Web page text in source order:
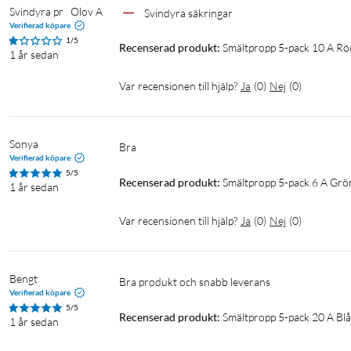
Svindyra pr   Olov A
Verifierad köpare
1/5
1 år sedan
Svindyra säkringar
Recenserad produkt: Smältpropp 5-pack 10 A
Var recensionen till hjälp? Ja (0) Nej (0)
Sonya
Verifierad köpare
5/5
1 år sedan
Bra
Recenserad produkt: Smältpropp 5-pack 6 A
Var recensionen till hjälp? Ja (0) Nej (0)
Bengt
Verifierad köpare
5/5
1 år sedan
Bra produkt och snabb leverans
Recenserad produkt: Smältpropp 5-pack 20 A Blå